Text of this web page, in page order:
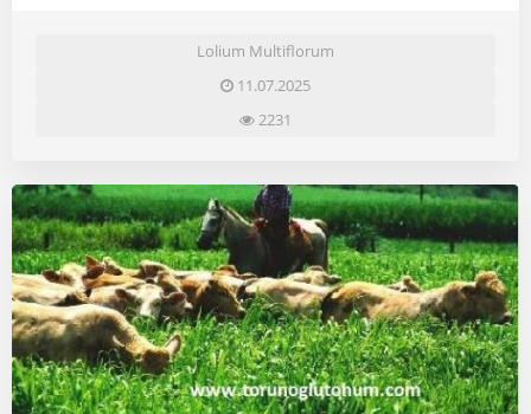
Lolium Multiflorum
11.07.2025
2231